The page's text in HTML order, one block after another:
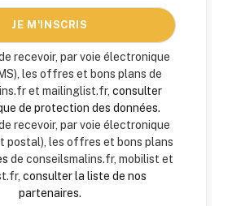
recevoir, par voie électronique
les offres et bons plans de
et mailinglist.fr, consulter
de protection des données.
recevoir, par voie électronique
postal), les offres et bons plans
de conseilsmalins.fr, mobilist et
consulter la liste de nos
partenaires.